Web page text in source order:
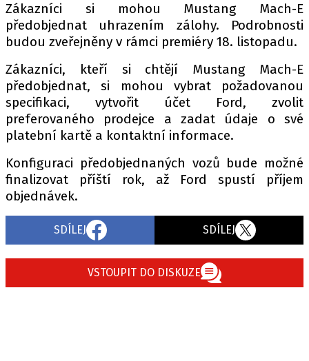
Máte příběh, fotku nebo video?
Pošlete e-mail na autoroad.cz
ETICKÝ KODEX
KONTAKT
VYDAVATEL
INZERCE
OSOBNÍ ÚDAJE / COOKIES
Provozovatelem serveru autoroad.cz je
Zákazníci si mohou Mustang Mach-E
předobjednat uhrazením zálohy. Podrobnosti
budou zveřejněny v rámci premiéry 18. listopadu.
Zákazníci, kteří si chtějí Mustang Mach-E
předobjednat, si mohou vybrat požadovanou
specifikaci, vytvořit účet Ford, zvolit
preferovaného prodejce a zadat údaje o své
platební kartě a kontaktní informace.
Konfiguraci předobjednaných vozů bude možné
finalizovat příští rok, až Ford spustí příjem
objednávek.
SDÍLEJ SDÍLEJ
VSTOUPIT DO DISKUZE